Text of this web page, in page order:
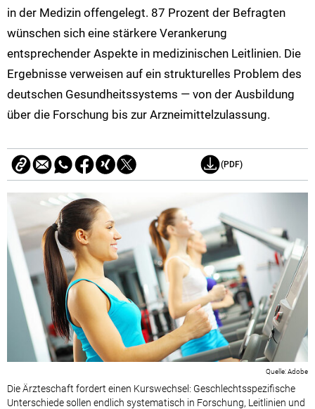
in der Medizin offengelegt. 87 Prozent der Befragten
wünschen sich eine stärkere Verankerung
entsprechender Aspekte in medizinischen Leitlinien. Die
Ergebnisse verweisen auf ein strukturelles Problem des
deutschen Gesundheitssystems — von der Ausbildung
über die Forschung bis zur Arzneimittelzulassung.
(PDF)
Die Ärzteschaft fordert einen Kurswechsel: Geschlechtsspezifische
Unterschiede sollen endlich systematisch in Forschung, Leitlinien und
Adobe